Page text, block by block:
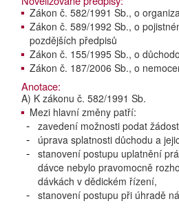
Zákon č. 582/1991 Sb., o
Zákon č. 589/1992 Sb., o
pozdějších předpisů
Zákon č. 155/1995 Sb., o
Zákon č. 187/2006 Sb., o
Anotace:
A) K zákonu č. 582/1991 Sb.
Mezi hlavní změny patří:
zavedení možnosti podat
úprava splatnosti důchodu a
stanovení postupu uplatnění
dávce nebylo pravomocně
dávkách v dědickém řízení,
stanovení postupu při úhradě